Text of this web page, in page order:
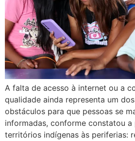
A falta de acesso à internet ou a
qualidade ainda representa um
obstáculos para que pessoas se
informadas, conforme constatou a
territórios indígenas às periferias: